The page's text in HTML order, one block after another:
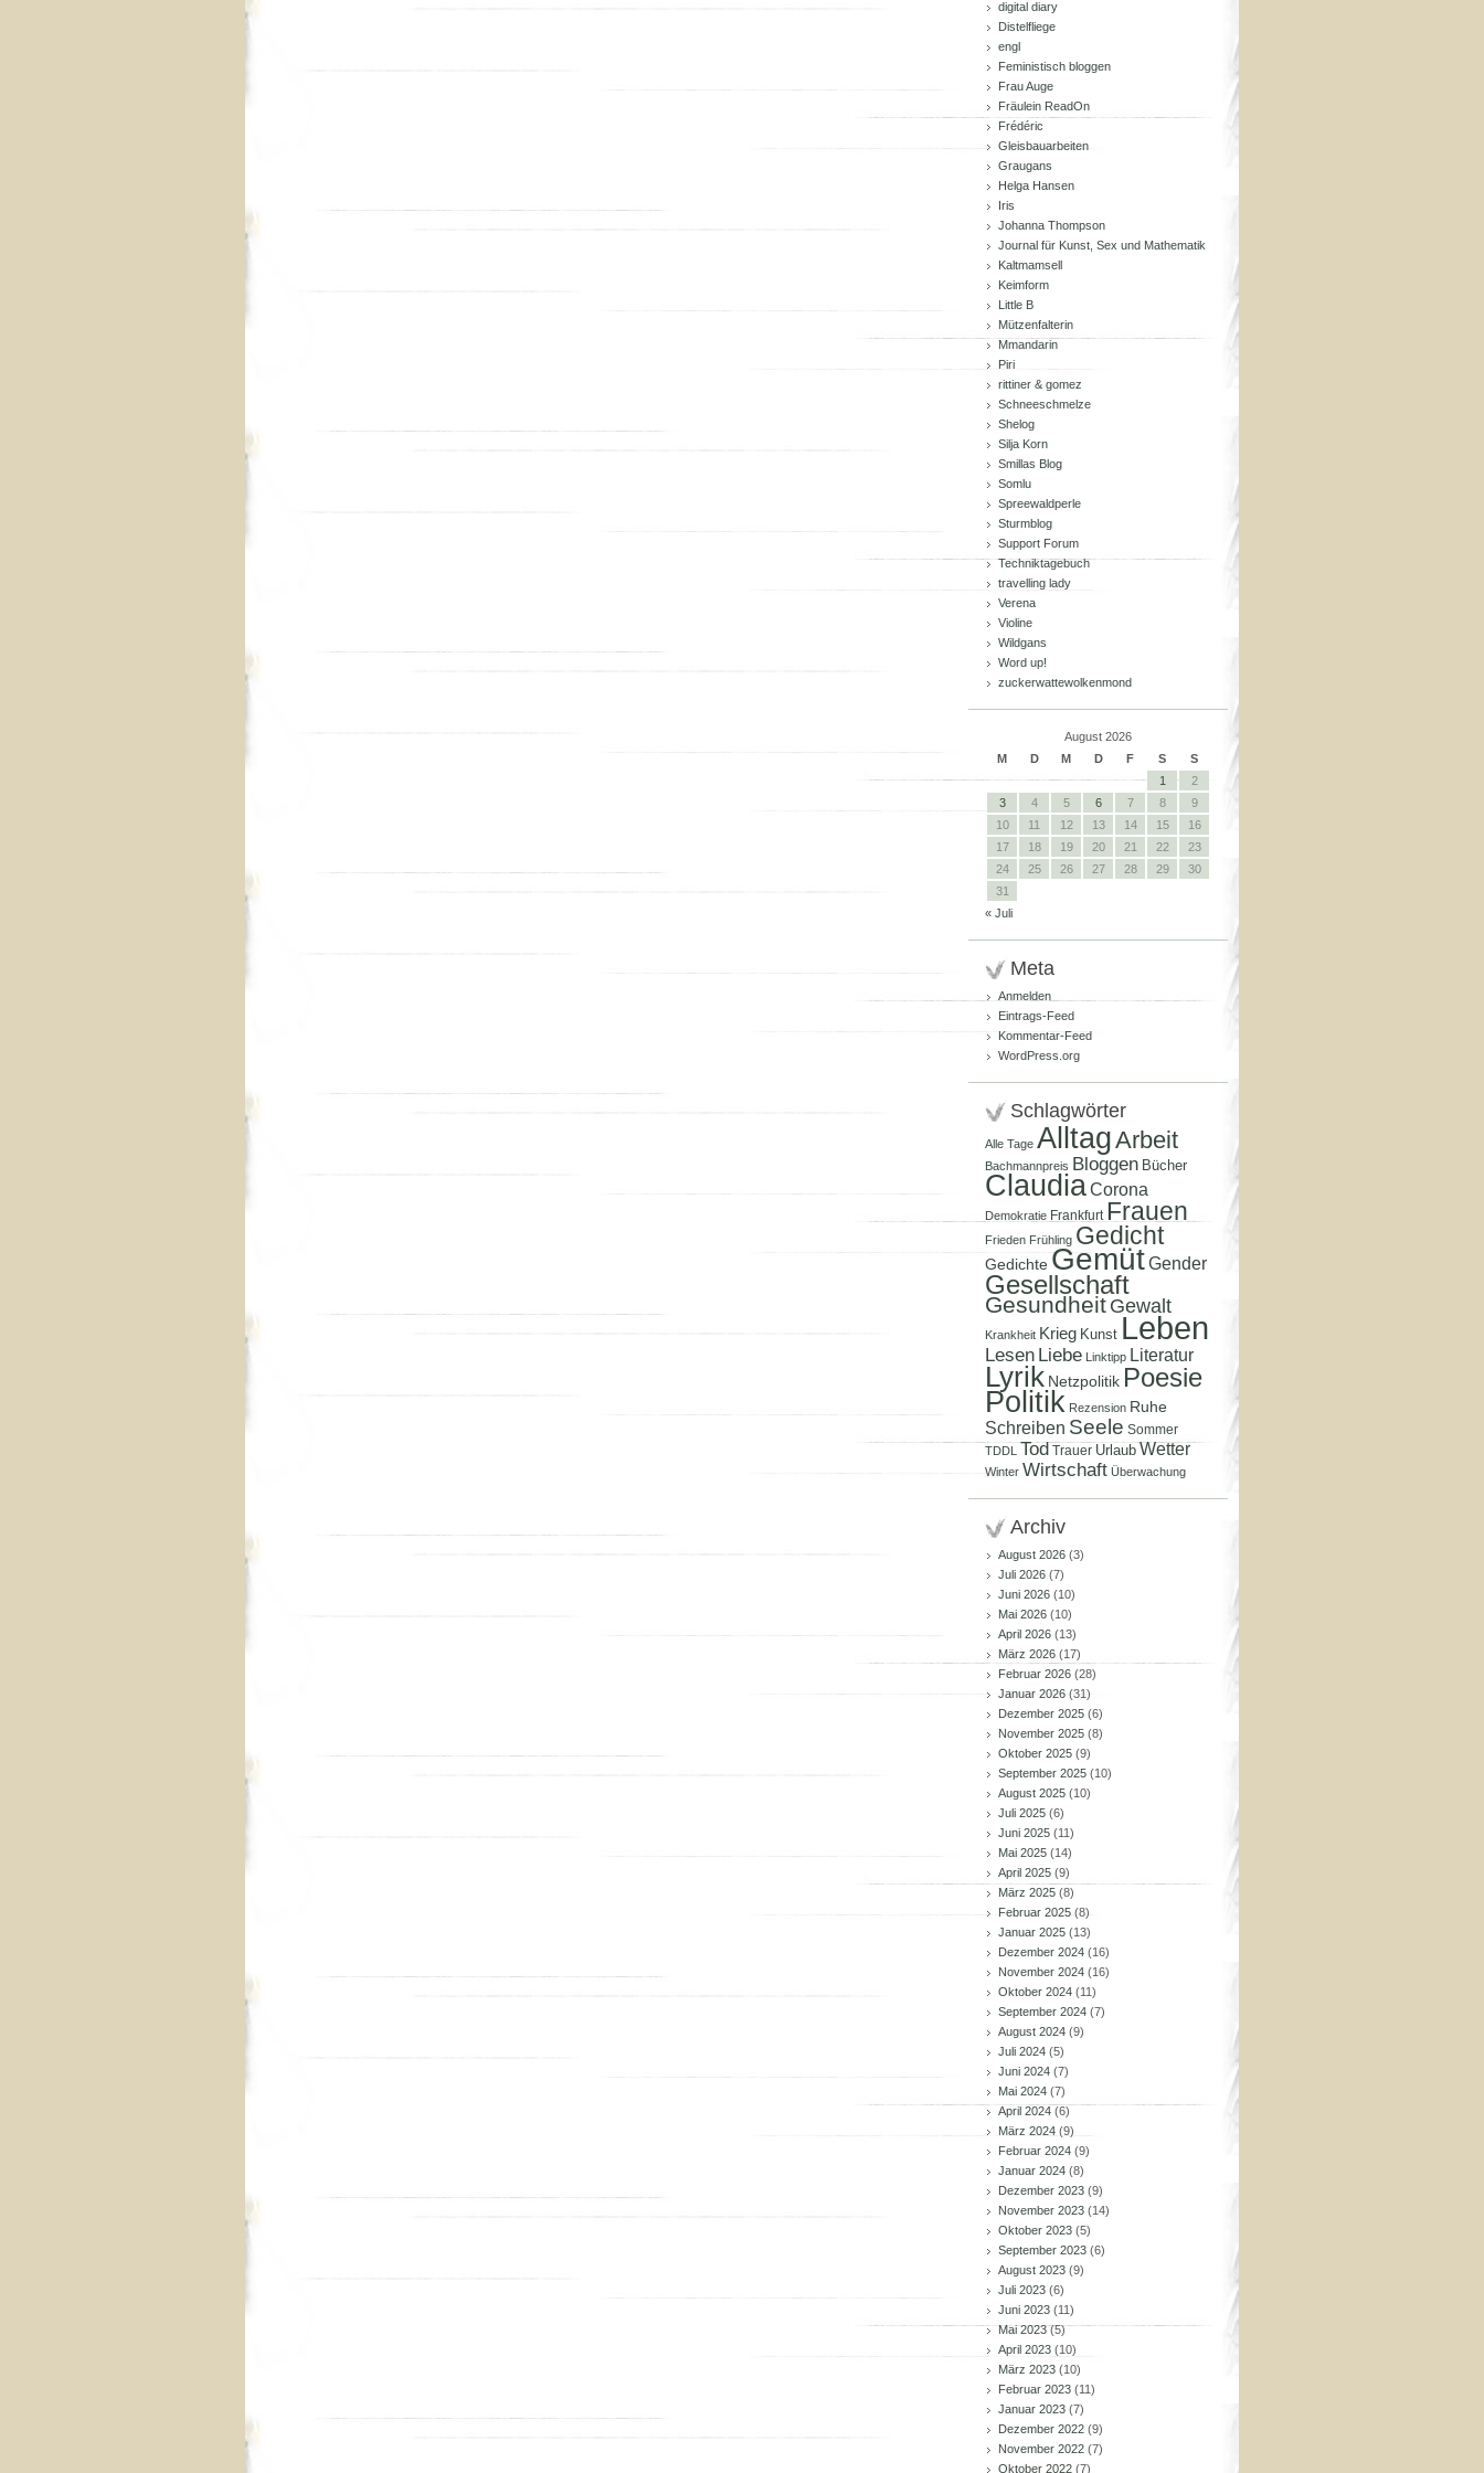
digital diary
Distelfliege
engl
Feministisch bloggen
Frau Auge
Fräulein ReadOn
Frédéric
Gleisbauarbeiten
Graugans
Helga Hansen
Iris
Johanna Thompson
Journal für Kunst, Sex und Mathematik
Kaltmamsell
Keimform
Little B
Mützenfalterin
Mmandarin
Piri
rittiner & gomez
Schneeschmelze
Shelog
Silja Korn
Smillas Blog
Somlu
Spreewaldperle
Sturmblog
Support Forum
Techniktagebuch
travelling lady
Verena
Violine
Wildgans
Word up!
zuckerwattewolkenmond
August 2026
M
D M D F S
S
1
2
3
4 5 6 7 8
9
10
11 12 13 14 15
16
17
18 19 20 21 22
23
24
25 26 27 28 29
30
31
« Juli
Meta
Anmelden
Eintrags-Feed
Kommentar-Feed
WordPress.org
Schlagwörter
Alle Tage AlltagArbeit
Bachmannpreis Bloggen Bücher
ClaudiaCorona
Demokratie Frankfurt Frauen
Frieden Frühling Gedicht
Gedichte GemütGender
Gesellschaft
Gesundheit Gewalt
Krankheit Krieg Kunst Leben
Lesen Liebe Linktipp Literatur
Lyrik Netzpolitik Poesie
Politik Rezension Ruhe
Schreiben Seele Sommer
TDDL Tod Trauer Urlaub Wetter
Winter Wirtschaft Überwachung
Archiv
August 2026 (3)
Juli 2026 (7)
Juni 2026 (10)
Mai 2026 (10)
April 2026 (13)
März 2026 (17)
Februar 2026 (28)
Januar 2026 (31)
Dezember 2025 (6)
November 2025 (8)
Oktober 2025 (9)
September 2025 (10)
August 2025 (10)
Juli 2025 (6)
Juni 2025 (11)
Mai 2025 (14)
April 2025 (9)
März 2025 (8)
Februar 2025 (8)
Januar 2025 (13)
Dezember 2024 (16)
November 2024 (16)
Oktober 2024 (11)
September 2024 (7)
August 2024 (9)
Juli 2024 (5)
Juni 2024 (7)
Mai 2024 (7)
April 2024 (6)
März 2024 (9)
Februar 2024 (9)
Januar 2024 (8)
Dezember 2023 (9)
November 2023 (14)
Oktober 2023 (5)
September 2023 (6)
August 2023 (9)
Juli 2023 (6)
Juni 2023 (11)
Mai 2023(5)
April 2023 (10)
März 2023 (10)
Februar 2023 (11)
Januar 2023 (7)
Dezember 2022 (9)
November 2022 (7)
Oktober 2022 (7)